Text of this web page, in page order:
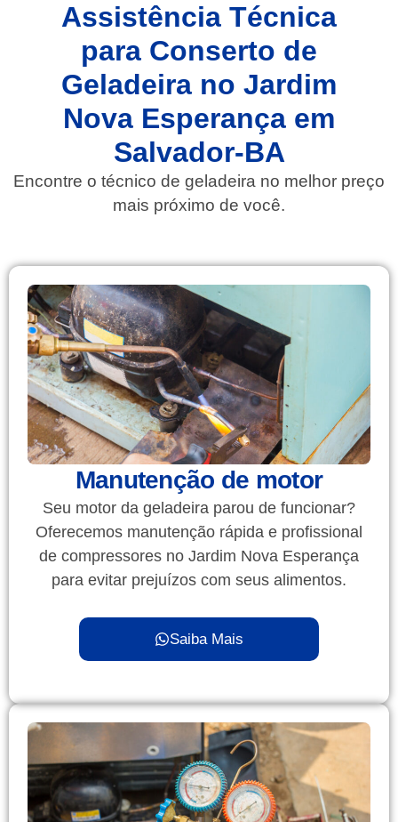
Assistência Técnica
para Conserto de
Geladeira no Jardim
Nova Esperança em
Salvador-BA
Encontre o técnico de geladeira no melhor preço
mais próximo de você.
Manutenção de motor
Seu motor da geladeira parou de funcionar?
Oferecemos manutenção rápida e profissional
de compressores no Jardim Nova Esperança
para evitar prejuízos com seus alimentos.
Saiba Mais